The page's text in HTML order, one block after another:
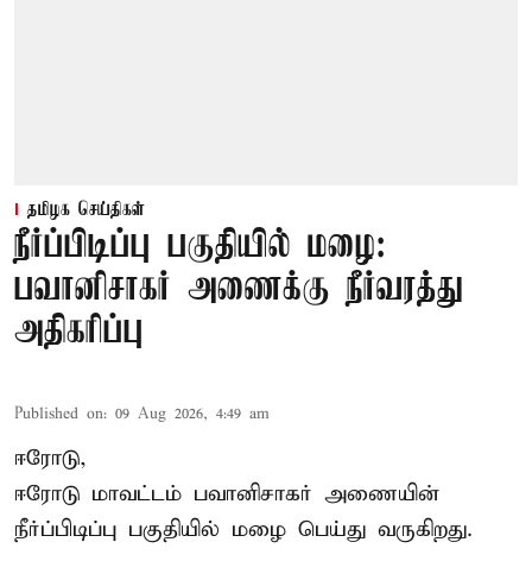
தமிழக செய்திகள்
நீர்ப்பிடிப்பு பகுதியில் மழை:
பவானிசாகர் அணைக்கு நீர்வரத்து
அதிகரிப்பு
Published on: 09 Aug 2026, 4:49 am
ஈரோடு,
ஈரோடு மாவட்டம் பவானிசாகர் அணையின்
நீர்ப்பிடிப்பு பகுதியில் மழை பெய்து வருகிறது.